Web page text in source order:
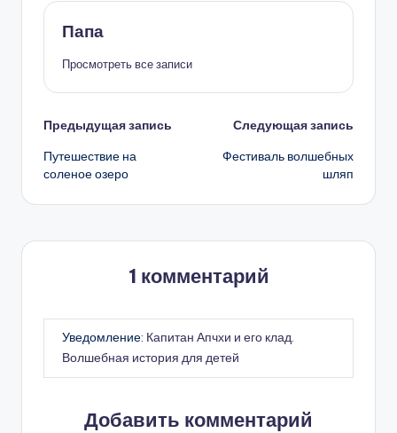
Папа
Просмотреть все записи
Навигация
записи
Предыдущая запись
Путешествие на
соленое озеро
Следующая запись
Фестиваль волшебных
шляп
1 комментарий
Уведомление: Капитан Апчхи и его клад.
Волшебная история для детей
Добавить комментарий